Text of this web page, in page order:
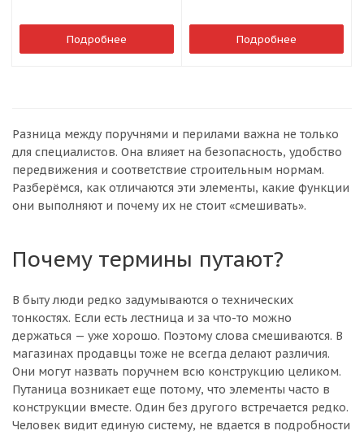
Подробнее Подробнее
Разница между поручнями и перилами важна не только
для специалистов. Она влияет на безопасность, удобство
передвижения и соответствие строительным нормам.
Разберёмся, как отличаются эти элементы, какие функции
они выполняют и почему их не стоит «смешивать».
Почему термины путают?
В быту люди редко задумываются о технических
тонкостях. Если есть лестница и за что-то можно
держаться — уже хорошо. Поэтому слова смешиваются. В
магазинах продавцы тоже не всегда делают различия.
Они могут назвать поручнем всю конструкцию целиком.
Путаница возникает еще потому, что элементы часто в
конструкции вместе. Один без другого встречается редко.
Человек видит единую систему, не вдается в подробности